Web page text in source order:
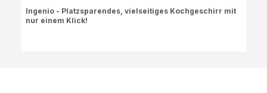
Ingenio - Platzsparendes, vielseitiges Kochgeschirr mit
nur einem Klick!